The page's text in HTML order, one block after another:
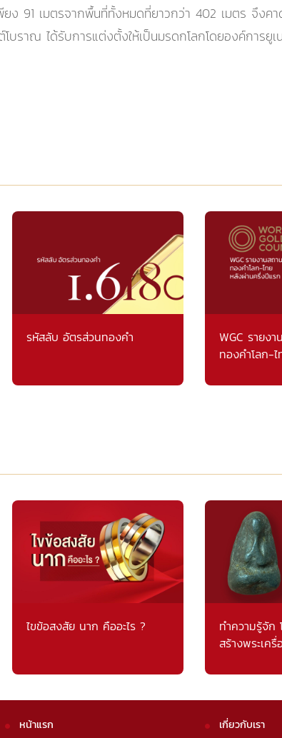
ง 91 เมตรจากพื้นที่ทั้งหมดที่ยาวกว่า 402 เมตร จึง
ราณ ได้รับการแต่งตั้งให้เป็นมรดกโลกโดยองค์การ
รหัสลับ อัตรส่วนทองคำ
WGC รายง
ทองคำโลก-
ไขข้อสงสัย นาก คืออะไร ?
ทำความรู้จัก
สร้างพระเค
หน้าแรก เกี่ยวกับเรา